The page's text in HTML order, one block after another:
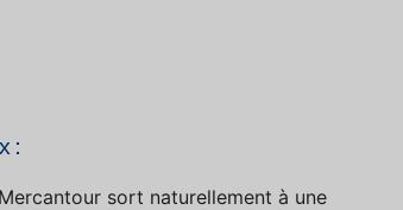
:
sort naturellement à une